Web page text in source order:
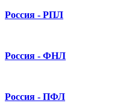
Россия - РПЛ
Россия - ФНЛ
Россия - ПФЛ